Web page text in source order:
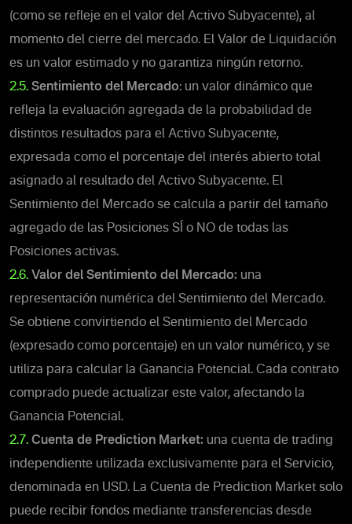
(como se refleje en el valor del Activo Subyacente), al
momento del cierre del mercado. El Valor de Liquidación
es un valor estimado y no garantiza ningún retorno.
2.5. Sentimiento del Mercado: un valor dinámico que
refleja la evaluación agregada de la probabilidad de
distintos resultados para el Activo Subyacente,
expresada como el porcentaje del interés abierto total
asignado al resultado del Activo Subyacente. El
Sentimiento del Mercado se calcula a partir del tamaño
agregado de las Posiciones SÍ o NO de todas las
Posiciones activas.
2.6. Valor del Sentimiento del Mercado: una
representación numérica del Sentimiento del Mercado.
Se obtiene convirtiendo el Sentimiento del Mercado
(expresado como porcentaje) en un valor numérico, y se
utiliza para calcular la Ganancia Potencial. Cada contrato
comprado puede actualizar este valor, afectando la
Ganancia Potencial.
2.7. Cuenta de Prediction Market: una cuenta de trading
independiente utilizada exclusivamente para el Servicio,
denominada en USD. La Cuenta de Prediction Market solo
puede recibir fondos mediante transferencias desde